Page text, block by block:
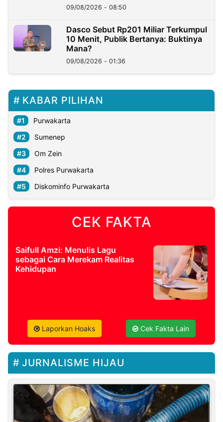
09/08/2026 - 08:50
Dasco Sebut Rp201 Miliar Terkumpul
10 Menit, Publik Bertanya: Buktinya
Mana?
09/08/2026 - 01:36
KABAR PILIHAN
Purwakarta
Sumenep
Om Zein
Polres Purwakarta
Diskominfo Purwakarta
CEK FAKTA
Saifull Amzi: Menulis Lagu
sebagai Cara Merekam Realitas
Kehidupan
Laporkan Hoaks Cek Fakta Lain
JURNALISME HIJAU